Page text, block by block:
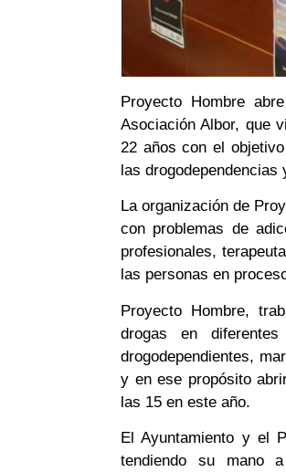
Proyecto Hombre
Asociación Albor, que
22 años con el
las drogodependencias
La organización de
con problemas de
profesionales,
las personas en
Proyecto Hombre,
drogas en
drogodependientes,
y en ese propósito
las 15 en este año.
El Ayuntamiento y el
tendiendo su mano